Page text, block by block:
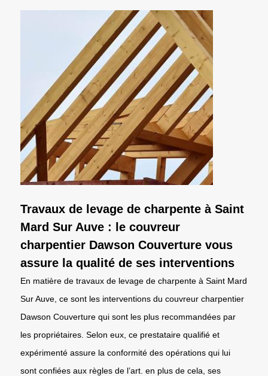
Travaux de levage de charpente à Saint
Mard Sur Auve : le couvreur
charpentier Dawson Couverture vous
assure la qualité de ses interventions
En matière de travaux de levage de charpente à Saint Mard
Sur Auve, ce sont les interventions du couvreur charpentier
Dawson Couverture qui sont les plus recommandées par
les propriétaires. Selon eux, ce prestataire qualifié et
expérimenté assure la conformité des opérations qui lui
sont confiées aux règles de l’art. en plus de cela, ses